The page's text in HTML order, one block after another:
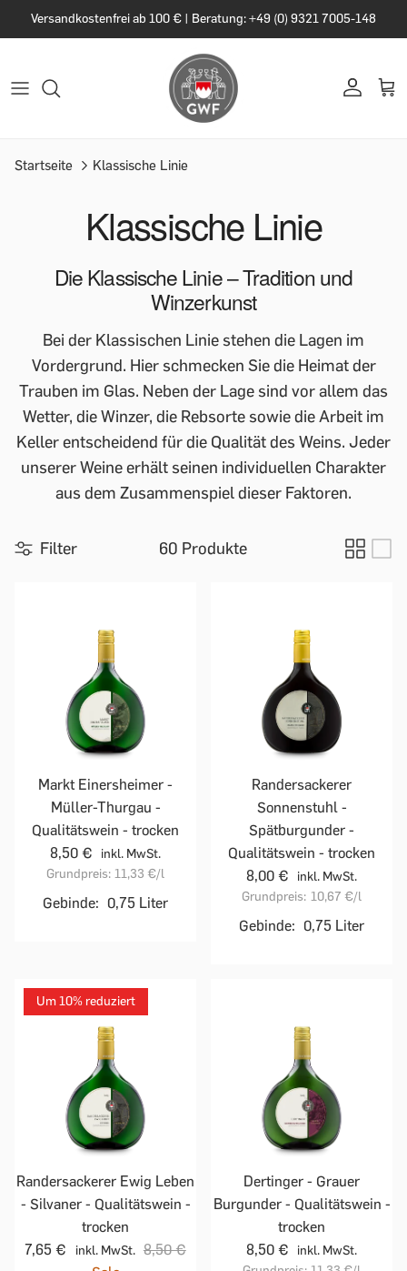
Versandkostenfrei ab 100 € | Beratung: +49 (0) 9321 7005-148
Startseite Klassische Linie
Klassische Linie
Die Klassische Linie – Tradition und
Winzerkunst
Bei der Klassischen Linie stehen die Lagen im
Vordergrund. Hier schmecken Sie die Heimat der
Trauben im Glas. Neben der Lage sind vor allem das
Wetter, die Winzer, die Rebsorte sowie die Arbeit im
Keller entscheidend für die Qualität des Weins. Jeder
unserer Weine erhält seinen individuellen Charakter
aus dem Zusammenspiel dieser Faktoren.
Filter 60 Produkte
Markt Einersheimer -
Müller-Thurgau -
Qualitätswein - trocken
8,50 €
inkl. MwSt.
Grundpreis: 11,33 €/l
Gebinde: 0,75 Liter
Randersackerer
Sonnenstuhl -
Spätburgunder -
Qualitätswein - trocken
8,00 €
inkl. MwSt.
Grundpreis: 10,67 €/l
Gebinde: 0,75 Liter
Um 10% reduziert
Randersackerer Ewig Leben
- Silvaner - Qualitätswein -
trocken
7,65 €
inkl. MwSt. 8,50 €
Dertinger - Grauer
Burgunder - Qualitätswein -
trocken
8,50 €
inkl. MwSt.